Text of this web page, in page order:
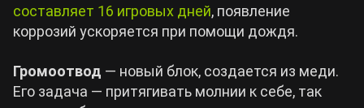
составляет 16 игровых дней, появление
коррозий ускоряется при помощи дождя.
Громоотвод — новый блок, создается из меди.
Его задача — притягивать молнии к себе, так